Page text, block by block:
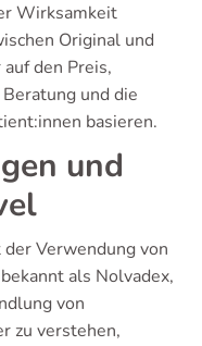
Wirksamkeit
Original und
den Preis,
und die
basieren.
und
Verwendung von
als Nolvadex,
von
zu verstehen,